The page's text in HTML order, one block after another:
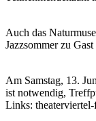
Auch das
Jazzsommer zu
Am Samstag, 13.
ist notwendig,
Links: theaterviertel-